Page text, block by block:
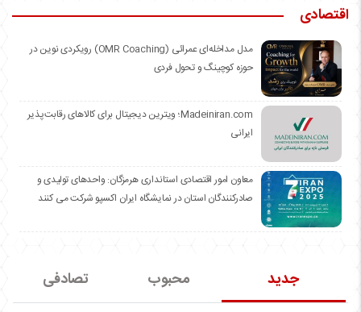
اقتصادی
مدل مداخله‌ای عمرائی (OMR Coaching) رویکردی نوین در
حوزه کوچینگ و تحول فردی
Madeiniran.com؛ ویترین دیجیتال برای کالاهای رقابت‌پذیر
ایرانی
معاون امور اقتصادی استانداری هرمزگان: واحدهای تولیدی و
صادرکنندگان استان در نمایشگاه ایران اکسپو شرکت می کنند
جدید محبوب تصادفی